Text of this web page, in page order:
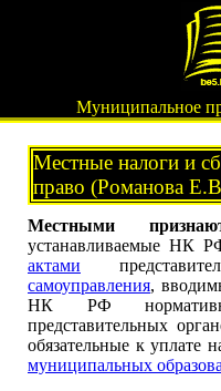
Муниципальное
Местные налоги и
право (Романова
Местными
устанавливаемые НК
актами
самоуправления,
НК РФ
представительных
обязательные к уплате
муниципальных